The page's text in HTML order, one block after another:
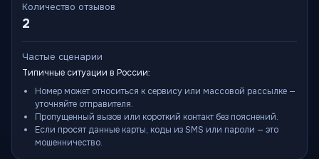
Количество отзывов
2
Частые сценарии
Типичные ситуации в России:
Номер может относиться к сервису или массовой рассылке —
уточняйте отправителя.
Пропущенный вызов или короткий контакт без пояснений.
Если просят данные карты, коды из SMS или пароли — это
мошенничество.